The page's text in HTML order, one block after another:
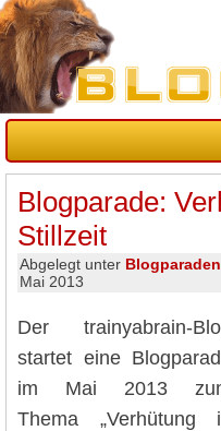
Blogparade:
Stillzeit
Abgelegt unter Blogparaden
Mai 2013
Der trainyabrain-
startet eine
im Mai 2013
Thema „Verhütung